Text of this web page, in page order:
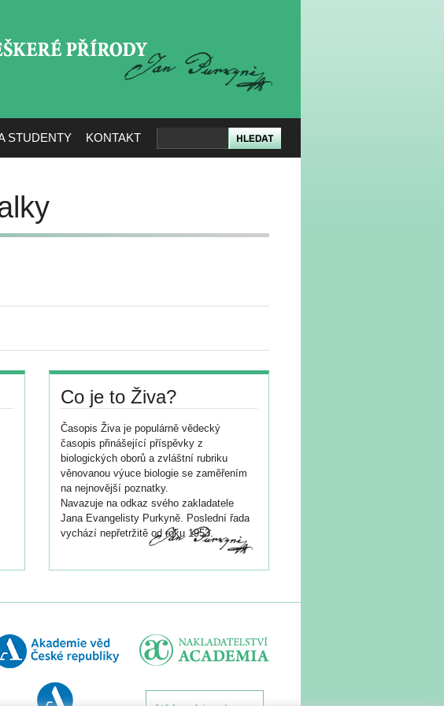
STUDENTY KONTAKT
Co je to Živa?
Časopis Živa je populárně vědecký
časopis přinášející příspěvky z
biologických oborů a zvláštní rubriku
věnovanou výuce biologie se zaměřením
na nejnovější poznatky.
Navazuje na odkaz svého zakladatele
Jana Evangelisty Purkyně. Poslední řada
vychází nepřetržitě od roku 1953.